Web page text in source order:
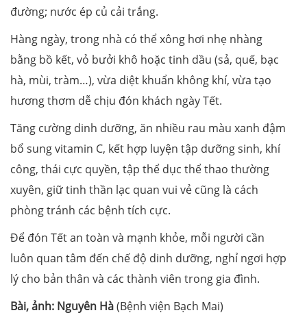
đường; nước ép củ cải trắng.
Hàng ngày, trong nhà có thể xông hơi nhẹ nhàng
bằng bồ kết, vỏ bưởi khô hoặc tinh dầu (sả, quế, bạc
hà, mùi, tràm…), vừa diệt khuẩn không khí, vừa tạo
hương thơm dễ chịu đón khách ngày Tết.
Tăng cường dinh dưỡng, ăn nhiều rau màu xanh đậm
bổ sung vitamin C, kết hợp luyện tập dưỡng sinh, khí
công, thái cực quyền, tập thể dục thể thao thường
xuyên, giữ tinh thần lạc quan vui vẻ cũng là cách
phòng tránh các bệnh tích cực.
Để đón Tết an toàn và mạnh khỏe, mỗi người cần
luôn quan tâm đến chế độ dinh dưỡng, nghỉ ngơi hợp
lý cho bản thân và các thành viên trong gia đình.
Bài, ảnh: Nguyên Hà(Bệnh viện Bạch Mai)